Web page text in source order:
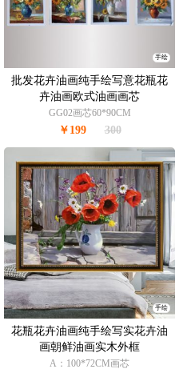
手绘
批发花卉油画纯手绘写意花瓶花
卉油画欧式油画画芯
GG02画芯60*90CM
￥199 300
手绘
花瓶花卉油画纯手绘写实花卉油
画朝鲜油画实木外框
A：100*72CM画芯